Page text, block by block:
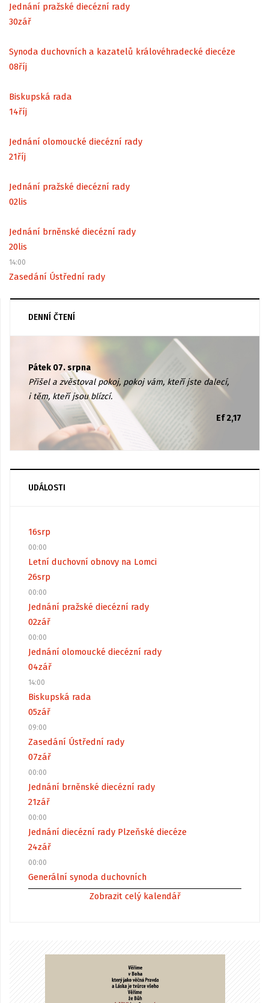
Jednání pražské diecézní rady
30zář
Synoda duchovních a kazatelů královéhradecké diecéze
08říj
Biskupská rada
14říj
Jednání olomoucké diecézní rady
21říj
Jednání pražské diecézní rady
02lis
Jednání brněnské diecézní rady
20lis
14:00
Zasedání Ústřední rady
DENNÍ ČTENÍ
Pátek 07. srpna
Přišel a zvěstoval pokoj, pokoj vám, kteří jste dalecí,
i těm, kteří jsou blízcí.
Ef 2,17
UDÁLOSTI
16srp
00:00
Letní duchovní obnovy na Lomci
26srp
00:00
Jednání pražské diecézní rady
02zář
00:00
Jednání olomoucké diecézní rady
04zář
14:00
Biskupská rada
05zář
09:00
Zasedání Ústřední rady
07zář
00:00
Jednání brněnské diecézní rady
21zář
00:00
Jednání diecézní rady Plzeňské diecéze
24zář
00:00
Generální synoda duchovních
Zobrazit celý kalendář